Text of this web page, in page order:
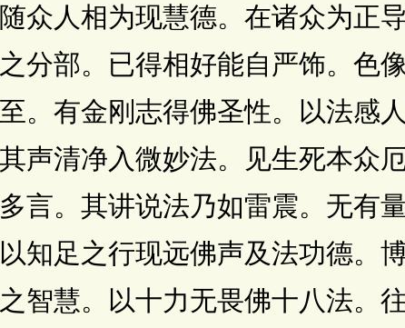
众人相为现慧德。在诸众为正
分部。已得相好能自严饰。色
。有金刚志得佛圣性。以法感
声清净入微妙法。见生死本众
言。其讲说法乃如雷震。无有
知足之行现远佛声及法功德。
智慧。以十力无畏佛十八法。